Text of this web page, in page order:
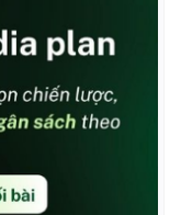
- Quốc phòng